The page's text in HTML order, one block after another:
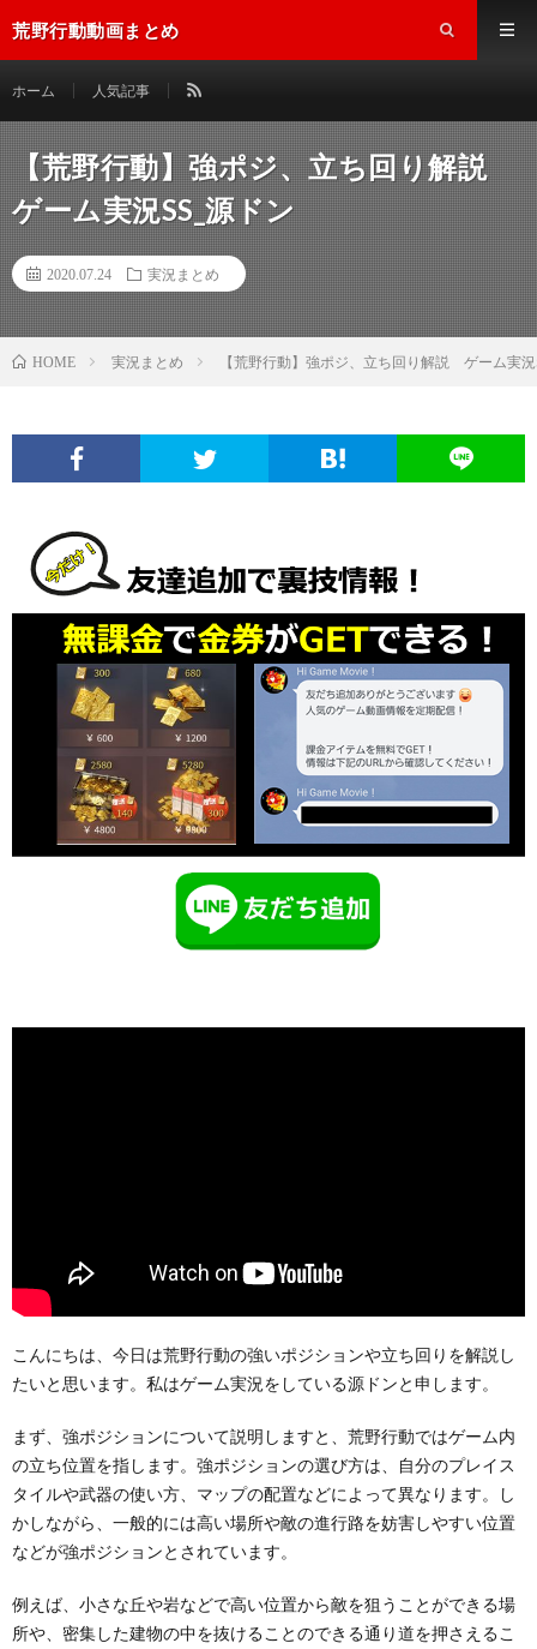
荒野行動動画まとめ
ホーム 人気記事
【荒野行動】強ポジ、立ち回り解説
ゲーム実況SS_源ドン
2020.07.24 実況まとめ
HOME 実況まとめ 【荒野行動】強ポジ、立ち回り解説 ゲーム実況
こんにちは、今日は荒野行動の強いポジションや立ち回りを解説し
たいと思います。私はゲーム実況をしている源ドンと申します。
まず、強ポジションについて説明しますと、荒野行動ではゲーム内
の立ち位置を指します。強ポジションの選び方は、自分のプレイス
タイルや武器の使い方、マップの配置などによって異なります。し
かしながら、一般的には高い場所や敵の進行路を妨害しやすい位置
などが強ポジションとされています。
例えば、小さな丘や岩などで高い位置から敵を狙うことができる場
所や、密集した建物の中を抜けることのできる通り道を押さえるこ